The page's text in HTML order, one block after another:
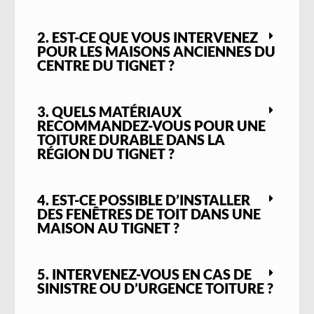
architectural local.
Dans les zones plus récentes commeLes
Hauts du Tignet,Les Courmettes
souvent dotées de toitures à faible pente,
parfois équipées detuiles mécaniques , voire
deplaques métalliquespour les extensions
ou garages. Nous y assurons des prestations
éléments de zingueriepour garantir la
bonne évacuation des eaux.
particulièrement intenseune bonne partie
de l’année. Les matériaux de toiture sont
2. EST-CE QUE VOUS INTERVENEZ
POUR LES MAISONS ANCIENNES DU
CENTRE DU TIGNET ?
3. QUELS MATÉRIAUX
RECOMMANDEZ-VOUS POUR UNE
TOITURE DURABLE DANS LA
RÉGION DU TIGNET ?
4. EST-CE POSSIBLE D’INSTALLER
DES FENÊTRES DE TOIT DANS UNE
MAISON AU TIGNET ?
5. INTERVENEZ-VOUS EN CAS DE
SINISTRE OU D’URGENCE TOITURE ?